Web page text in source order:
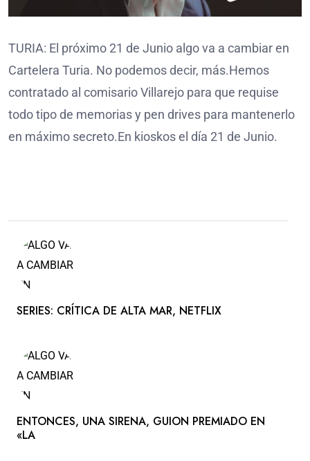
TURIA: El próximo 21 de Junio algo va a cambiar en
Cartelera Turia. No podemos decir, más.Hemos
contratado al comisario Villarejo para que requise
todo tipo de memorias y pen drives para mantenerlo
en máximo secreto.En kioskos el día 21 de Junio.
SERIES: CRÍTICA DE ALTA MAR, NETFLIX
ENTONCES, UNA SIRENA, GUION PREMIADO EN
«LA